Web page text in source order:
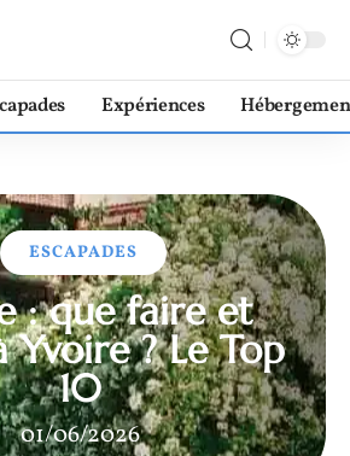
Expériences
ESCAPADES
: que faire et
Yvoire ? Le Top
10
01/06/2026